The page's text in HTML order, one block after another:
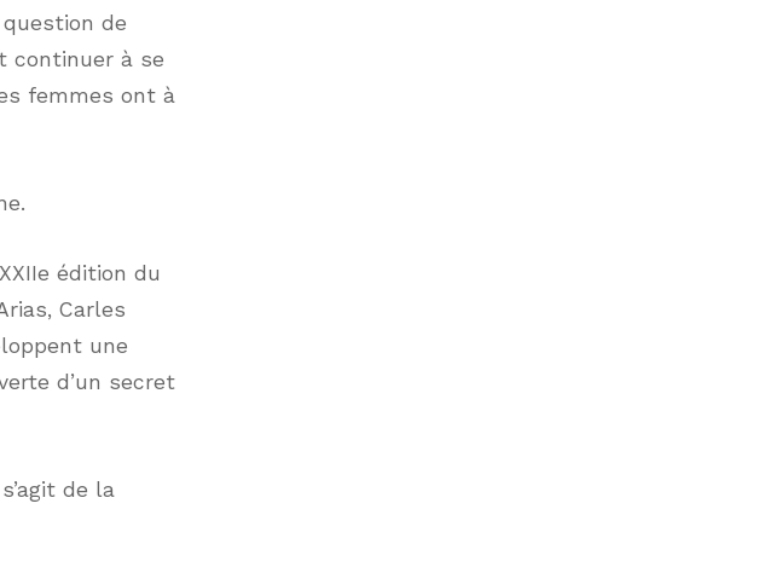
de
continuer à se
femmes ont à
édition du
Carles
une
d’un secret
de la